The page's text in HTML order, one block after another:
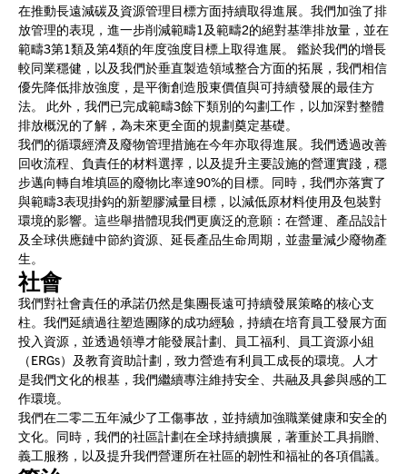
在推動長遠減碳及資源管理目標方面持續取得進展。我們加強了排
放管理的表現，進一步削減範疇1及範疇2的絕對基準排放量，並在
範疇3第1類及第4類的年度強度目標上取得進展。 鑑於我們的增長
較同業穩健，以及我們於垂直製造領域整合方面的拓展，我們相信
優先降低排放強度，是平衡創造股東價值與可持續發展的最佳方
法。 此外，我們已完成範疇3餘下類別的勾劃工作，以加深對整體
排放概況的了解，為未來更全面的規劃奠定基礎。
我們的循環經濟及廢物管理措施在今年亦取得進展。我們透過改善
回收流程、負責任的材料選擇，以及提升主要設施的營運實踐，穩
步邁向轉自堆填區的廢物比率達90%的目標。同時，我們亦落實了
與範疇3表現掛鈎的新塑膠減量目標，以減低原材料使用及包裝對
環境的影響。這些舉措體現我們更廣泛的意願：在營運、產品設計
及全球供應鏈中節約資源、延長產品生命周期，並盡量減少廢物產
生。
社會
我們對社會責任的承諾仍然是集團長遠可持續發展策略的核心支
柱。我們延續過往塑造團隊的成功經驗，持續在培育員工發展方面
投入資源，並透過領導才能發展計劃、員工福利、員工資源小組
（ERGs）及教育資助計劃，致力營造有利員工成長的環境。人才
是我們文化的根基，我們繼續專注維持安全、共融及具參與感的工
作環境。
我們在二零二五年減少了工傷事故，並持續加強職業健康和安全的
文化。同時，我們的社區計劃在全球持續擴展，著重於工具捐贈、
義工服務，以及提升我們營運所在社區的韌性和福祉的各項倡議。